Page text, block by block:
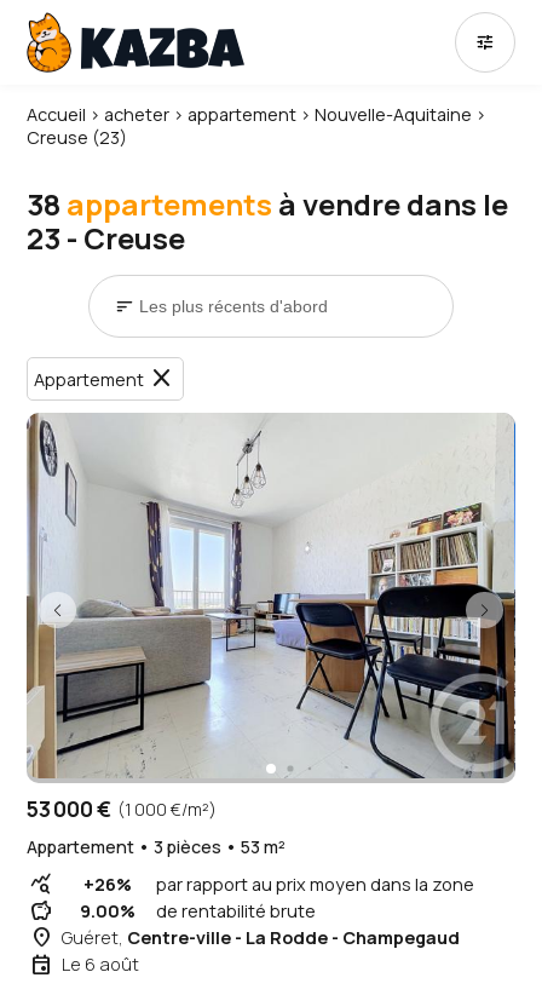
tune
Accueil › acheter › appartement ›Nouvelle-Aquitaine ›
Creuse (23)
38 appartements à vendre dans le
23 - Creuse
sort
Appartement close
53 000 € (1 000 €/m²)
Appartement • 3 pièces • 53 m²
query_stats +26% par rapport au prix moyen dans la zone
savings 9.00% de rentabilité brute
place Guéret, Centre-ville - La Rodde - Champegaud
event Le 6 août